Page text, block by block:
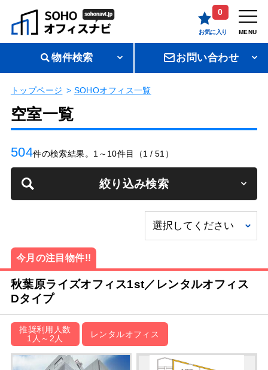
0
お気に入り MENU
物件検索 お問い合わせ
トップページ SOHOオフィス一覧
空室一覧
504件の検索結果。1～10件目（1 / 51）
絞り込み検索
今月の注目物件!!
秋葉原ライズオフィス1st／レンタルオフィス
Dタイプ
推奨利用人数
1人～2人
レンタルオフィス